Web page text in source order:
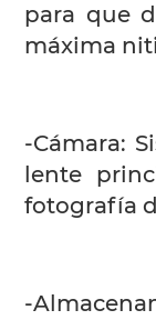
para que
máxima
-Cámara:
lente
fotografía
-